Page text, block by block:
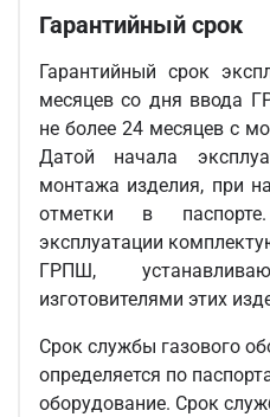
Гарантийный срок
Гарантийный срок
месяцев со дня ввода
не более 24 месяцев с
Датой начала
монтажа изделия, при
отметки в
эксплуатации
ГРПШ,
изготовителями этих
Срок службы газового
определяется по
оборудование. Срок